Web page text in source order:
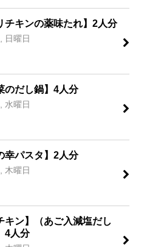
チキンの薬味たれ】2人分
日曜日
のだし鍋】4人分
水曜日
幸パスタ】2人分
木曜日
キン】（あご入減塩だし
4人分